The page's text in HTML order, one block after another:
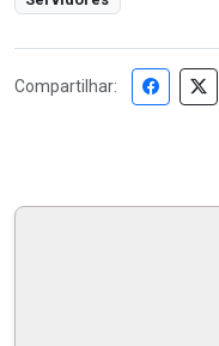
Compartilhar: